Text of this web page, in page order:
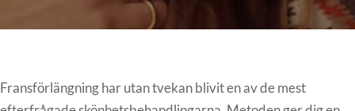
Fransförlängning har utan tvekan blivit en av de mest